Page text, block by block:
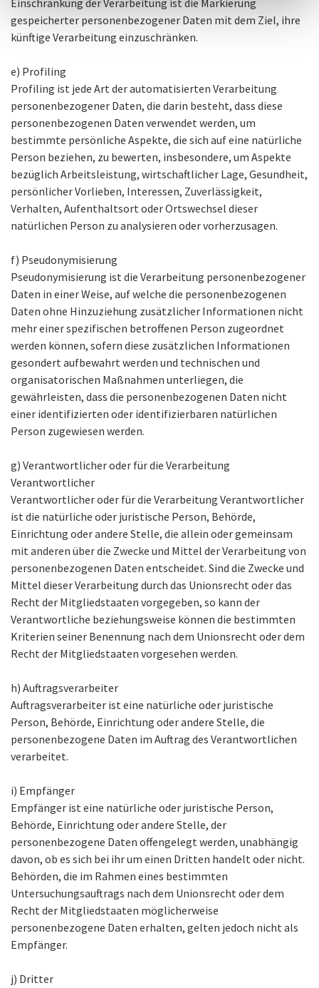
Einschränkung der Verarbeitung ist die Markierung
gespeicherter personenbezogener Daten mit dem Ziel, ihre
künftige Verarbeitung einzuschränken.
e) Profiling
Profiling ist jede Art der automatisierten Verarbeitung
personenbezogener Daten, die darin besteht, dass diese
personenbezogenen Daten verwendet werden, um
bestimmte persönliche Aspekte, die sich auf eine natürliche
Person beziehen, zu bewerten, insbesondere, um Aspekte
bezüglich Arbeitsleistung, wirtschaftlicher Lage, Gesundheit,
persönlicher Vorlieben, Interessen, Zuverlässigkeit,
Verhalten, Aufenthaltsort oder Ortswechsel dieser
natürlichen Person zu analysieren oder vorherzusagen.
f) Pseudonymisierung
Pseudonymisierung ist die Verarbeitung personenbezogener
Daten in einer Weise, auf welche die personenbezogenen
Daten ohne Hinzuziehung zusätzlicher Informationen nicht
mehr einer spezifischen betroffenen Person zugeordnet
werden können, sofern diese zusätzlichen Informationen
gesondert aufbewahrt werden und technischen und
organisatorischen Maßnahmen unterliegen, die
gewährleisten, dass die personenbezogenen Daten nicht
einer identifizierten oder identifizierbaren natürlichen
Person zugewiesen werden.
g) Verantwortlicher oder für die Verarbeitung
Verantwortlicher
Verantwortlicher oder für die Verarbeitung Verantwortlicher
ist die natürliche oder juristische Person, Behörde,
Einrichtung oder andere Stelle, die allein oder gemeinsam
mit anderen über die Zwecke und Mittel der Verarbeitung von
personenbezogenen Daten entscheidet. Sind die Zwecke und
Mittel dieser Verarbeitung durch das Unionsrecht oder das
Recht der Mitgliedstaaten vorgegeben, so kann der
Verantwortliche beziehungsweise können die bestimmten
Kriterien seiner Benennung nach dem Unionsrecht oder dem
Recht der Mitgliedstaaten vorgesehen werden.
h) Auftragsverarbeiter
Auftragsverarbeiter ist eine natürliche oder juristische
Person, Behörde, Einrichtung oder andere Stelle, die
personenbezogene Daten im Auftrag des Verantwortlichen
verarbeitet.
i) Empfänger
Empfänger ist eine natürliche oder juristische Person,
Behörde, Einrichtung oder andere Stelle, der
personenbezogene Daten offengelegt werden, unabhängig
davon, ob es sich bei ihr um einen Dritten handelt oder nicht.
Behörden, die im Rahmen eines bestimmten
Untersuchungsauftrags nach dem Unionsrecht oder dem
Recht der Mitgliedstaaten möglicherweise
personenbezogene Daten erhalten, gelten jedoch nicht als
Empfänger.
j) Dritter